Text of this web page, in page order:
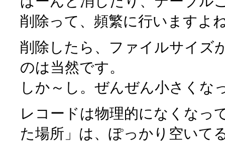
削除って、頻繁に行いますよ
削除したら、ファイルサイズ
のは当然です。
しか～し。ぜんぜん小さくな
レコードは物理的になくなっ
た場所」は、ぽっかり空いて